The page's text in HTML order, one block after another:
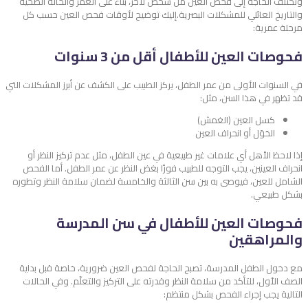
والتاريخ العائلي للمشكلات البصرية.إليك توضيح لأوقات فحص العين حسب كل
مرحلة عمرية:
فحوصات العين للأطفال أقل من 3 سنوات
في السنوات الأولى من عمر الطفل، يركز الطبيب على الكشف عن أبرز المشكلات التي
قد تظهر في هذا السن، مثل:
كسل العين (الغمش)
الحَوَل أو انحراف العين
إذا لاحظ الأهل أي علامات غير طبيعية في عين الطفل، مثل عدم تركيز النظر أو
انحراف العينين، يجب التوجه للطبيب فورًا بغض النظر عن عمر الطفل. أما الفحص
الشامل للعين، فيوصى به بين سن الثالثة والخامسة لضمان سلامة النظر وتطوره
بشكل طبيعي.
فحوصات العين للأطفال في سن المدرسة
والمراهقين
مع دخول الطفل المدرسة، تصبح الحاجة لفحص العين ضرورية، خاصة قبل بداية
الصف الأول، للتأكد من سلامة النظر وقدرته على التركيز والتعلّم. وفي الحالات
التالية يجب إجراء الفحص بشكل منتظم: